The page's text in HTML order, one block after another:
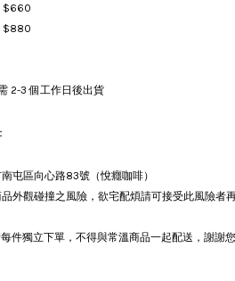
$660
$880
2-3 個工作日後出貨
區向心路83號（悅癮咖啡）
觀碰撞之風險，欲宅配煩請可接受此風險者
件獨立下單，不得與常溫商品一起配送，謝謝